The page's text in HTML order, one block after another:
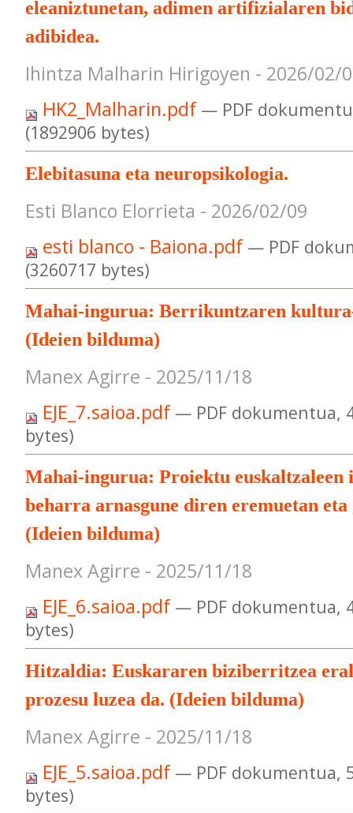
eleaniztunetan, adimen artifizialaren
adibidea.
Ihintza Malharin Hirigoyen - 2026/02/
HK2_Malharin.pdf — PDF
(1892906 bytes)
Elebitasuna eta neuropsikologia.
Esti Blanco Elorrieta - 2026/02/09
esti blanco - Baiona.pdf — PDF
(3260717 bytes)
Mahai-ingurua: Berrikuntzaren
(Ideien bilduma)
Manex Agirre - 2025/11/18
EJE_7.saioa.pdf — PDF dokumentua,
bytes)
Mahai-ingurua: Proiektu euskaltzaleen
beharra arnasgune diren eremuetan
(Ideien bilduma)
Manex Agirre - 2025/11/18
EJE_6.saioa.pdf — PDF dokumentua,
bytes)
Hitzaldia: Euskararen biziberritzea
prozesu luzea da. (Ideien bilduma)
Manex Agirre - 2025/11/18
EJE_5.saioa.pdf — PDF dokumentua,
bytes)